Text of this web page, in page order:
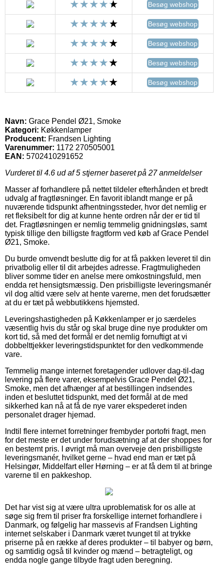
Besøg webshop
Besøg webshop
Besøg webshop
Besøg webshop
Besøg webshop
Navn: Grace Pendel Ø21, Smoke
Kategori: Køkkenlamper
Producent: Frandsen Lighting
Varenummer: 1172 270505001
EAN: 5702410291652
Vurderet til 4.6 ud af 5 stjerner baseret på 27anmeldelser
Masser af forhandlere på nettet tildeler efterhånden et bredt
udvalg af fragtløsninger. En favorit iblandt mange er på
nuværende tidspunkt afhentningssteder, hvor det nemlig er
ret fleksibelt for dig at kunne hente ordren når der er tid til
det. Fragtløsningen er nemlig temmelig gnidningsløs, samt
typisk tillige den billigste fragtform ved køb af Grace Pendel
Ø21, Smoke.
Du burde omvendt beslutte dig for at få pakken leveret til din
privatbolig eller til dit arbejdes adresse. Fragtmuligheden
bliver somme tider en anelse mere omkostningsfuld, men
endda ret hensigtsmæssig. Den prisbilligste leveringsmanér
vil dog altid være selv at hente varerne, men det forudsætter
at du er tæt på webbutikkens hjemsted.
Leveringshastigheden på Køkkenlamper er jo særdeles
væsentlig hvis du står og skal bruge dine nye produkter om
kort tid, så med det formål er det nemlig fornuftigt at vi
dobbelttjekker leveringstidspunktet for den vedkommende
vare.
Temmelig mange internet foretagender udlover dag-til-dag
levering på flere varer, eksempelvis Grace Pendel Ø21,
Smoke, men det afhænger af at bestillingen indsendes
inden et besluttet tidspunkt, med det formål at de med
sikkerhed kan nå at få de nye varer ekspederet inden
personalet drager hjemad.
Indtil flere internet forretninger frembyder portofri fragt, men
for det meste er det under forudsætning af at der shoppes for
en bestemt pris. I øvrigt må man overveje den prisbilligste
leveringsmanér, hvilket gerne – hvad end man er tæt på
Helsingør, Middelfart eller Hørning – er at få dem til at bringe
varerne til en pakkeshop.
Det har vist sig at være ultra uproblematisk for os alle at
søge sig frem til priser fra forskellige internet forhandlere i
Danmark, og følgelig har massevis af Frandsen Lighting
internet selskaber i Danmark været tvunget til at trykke
priserne på en række af deres produkter – til babyer og børn,
og samtidig også til kvinder og mænd – betragteligt, og
endda nogle gange tilbyde fragt uden beregning.